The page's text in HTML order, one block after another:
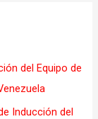
del Equipo de
Inducción del